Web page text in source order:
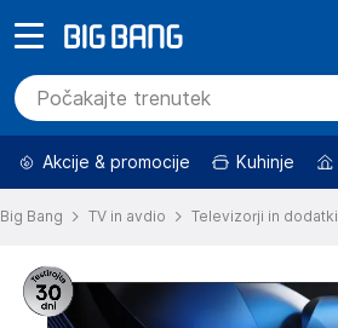
Akcije & promocije Kuhinje
Big Bang TV in avdio Televizorji in dodatki